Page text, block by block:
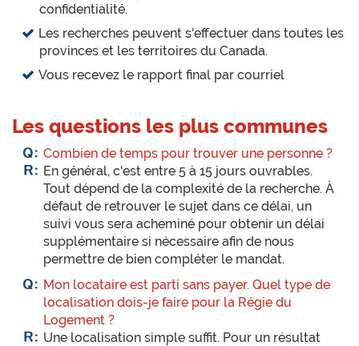
confidentialité.
Les recherches peuvent s'effectuer dans toutes les
provinces et les territoires du Canada.
Vous recevez le rapport final par courriel
Les questions les plus communes
Combien de temps pour trouver une personne ?
En général, c'est entre 5 à 15 jours ouvrables.
Tout dépend de la complexité de la recherche. À
défaut de retrouver le sujet dans ce délai, un
suivi vous sera acheminé pour obtenir un délai
supplémentaire si nécessaire afin de nous
permettre de bien compléter le mandat.
Mon locataire est parti sans payer. Quel type de
localisation dois-je faire pour la Régie du
Logement ?
Une localisation simple suffit. Pour un résultat